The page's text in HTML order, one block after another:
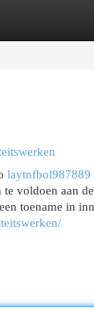
laytnfbol987889
voldoen aan
toename in